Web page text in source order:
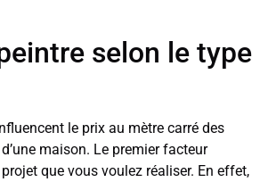
selon le type
le prix au mètre carré des
maison. Le premier facteur
que vous voulez réaliser. En effet,